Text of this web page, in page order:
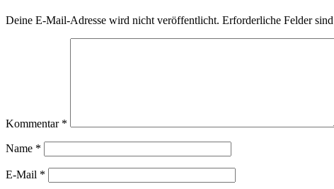
Deine E-Mail-Adresse wird nicht veröffentlicht. Erforderliche Felder
Kommentar *
Name *
E-Mail *